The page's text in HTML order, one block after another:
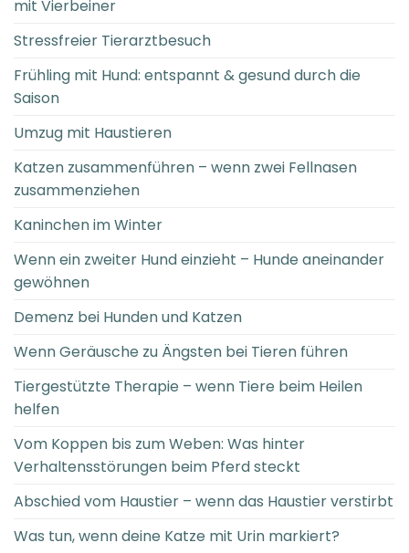
mit Vierbeiner
Stressfreier Tierarztbesuch
Frühling mit Hund: entspannt & gesund durch die
Saison
Umzug mit Haustieren
Katzen zusammenführen – wenn zwei Fellnasen
zusammenziehen
Kaninchen im Winter
Wenn ein zweiter Hund einzieht – Hunde aneinander
gewöhnen
Demenz bei Hunden und Katzen
Wenn Geräusche zu Ängsten bei Tieren führen
Tiergestützte Therapie – wenn Tiere beim Heilen
helfen
Vom Koppen bis zum Weben: Was hinter
Verhaltensstörungen beim Pferd steckt
Abschied vom Haustier – wenn das Haustier verstirbt
Was tun, wenn deine Katze mit Urin markiert?